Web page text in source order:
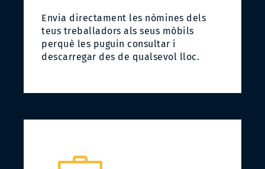
Envia directament les nòmines dels
teus treballadors als seus mòbils
perquè les puguin consultar i
descarregar des de qualsevol lloc.